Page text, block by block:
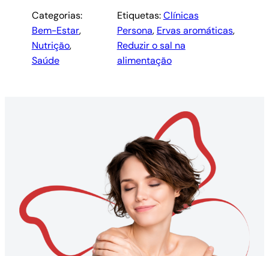
Categorias:
Bem-Estar,
Nutrição,
Saúde
Etiquetas:Clínicas
Persona, Ervas aromáticas,
Reduzir o sal na
alimentação